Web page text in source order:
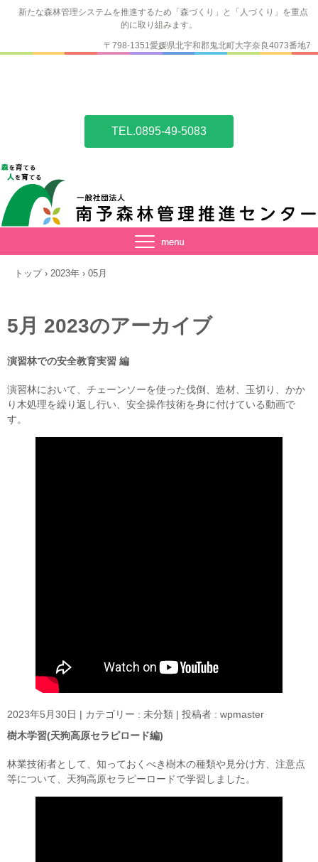
新たな森林管理システムを推進するため「森づくり」と「人づくり」を重点
的に取り組みます。
TEL.0895-49-5083
〒798-1351愛媛県北宇和郡鬼北町大字奈良4073番地7
トップ › 2023年 › 05月
5月 2023のアーカイブ
演習林での安全教育実習 編
演習林において、チェーンソーを使った伐倒、造材、玉切り、かか
り木処理を繰り返し行い、安全操作技術を身に付けている動画で
す。
2023年5月30日 | カテゴリー : 未分類 | 投稿者 : wpmaster
樹木学習(天狗高原セラピロード編)
林業技術者として、知っておくべき樹木の種類や見分け方、注意点
等について、天狗高原セラピーロードで学習しました。